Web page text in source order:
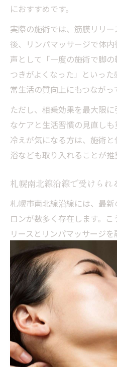
におすすめです。
実際の施術では、筋膜リリ
後、リンパマッサージで体
声として「一度の施術で脚
つきがよくなった」といっ
常生活の質向上にもつながっ
ただし、相乗効果を最大限
なケアと生活習慣の見直し
冷えが気になる方は、施術
浴なども取り入れることが推
札幌南北線沿線で受けられ
札幌市南北線沿線には、最
ロンが数多く存在します。
リースとリンパマッサージ
ムを提供しており、利用者
わせたオーダーメイドのケ
す。
特に、アクセスが便利な駅近
物の合間にも立ち寄りやすく
うことができます。また、
セリングを受けられる点も安
管理やプライバシーへの配慮